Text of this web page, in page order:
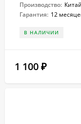
Производство: Китай
Гарантия: 12
В НАЛИЧИИ
1 100 ₽